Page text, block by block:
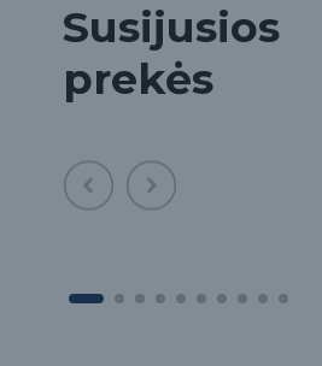
Susijusios
prekės